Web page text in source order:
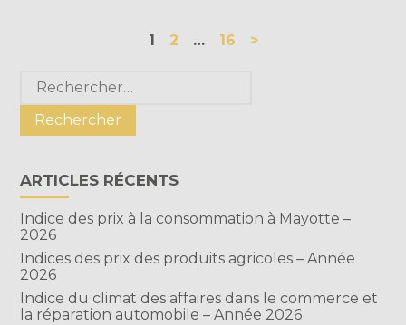
Navigation1 2 … 16 >
Blog
sidebar
Rechercher :
ARTICLES RÉCENTS
Indice des prix à la consommation à Mayotte –
2026
Indices des prix des produits agricoles – Année
2026
Indice du climat des affaires dans le commerce et
la réparation automobile – Année 2026